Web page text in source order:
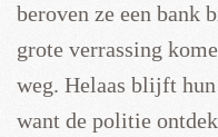
beroven ze een bank
grote verrassing
weg. Helaas blijft
want de politie